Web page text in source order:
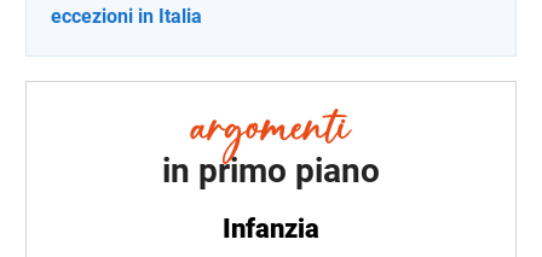
eccezioni in Italia
in primo piano
Infanzia